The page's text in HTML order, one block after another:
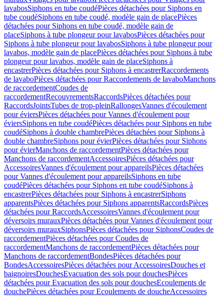
lavabosSiphons en tube coudéPièces détachées pour Siphons en
tube coudéSiphons en tube coudé, modèle gain de placePièces
détachées pour Siphons en tube coudé, modèle gain de
placeSiphons à tube plongeur pour lavabosPièces détachées pour
Siphons à tube plongeur pour lavabosSiphons à tube plongeur pour
lavabos, modèle gain de placePièces détachées pour Siphons à tube
plongeur pour lavabos, modèle gain de placeSiphons à
encastrerPièces détachées pour Siphons à encastrerRaccordements
de lavaboPièces détachées pour Raccordements de lavaboManchons
de raccordementCoudes de
raccordementRecouvrementsRaccordsPièces détachées pour
RaccordsJointsTubes de trop-pleinRallongesVannes d'écoulement
pour éviersPièces détachées pour Vannes d'écoulement pour
éviersSiphons en tube coudéPièces détachées pour Siphons en tube
coudéSiphons à double chambrePièces détachées pour Siphons à
double chambreSiphons pour évierPièces détachées pour Siphons
pour évierManchons de raccordementPièces détachées pour
Manchons de raccordementAccessoiresPièces détachées pour
AccessoiresVannes d'écoulement pour appareilsPièces détachées
pour Vannes d'écoulement pour appareilsSiphons en tube
coudéPièces détachées pour Siphons en tube coudéSiphons à
encastrerPièces détachées pour Siphons à encastrerSiphons
apparentsPièces détachées pour Siphons apparentsRaccordsPièces
détachées pour RaccordsAccessoiresVannes d'écoulement pour
déversoirs murauxPièces détachées pour Vannes d'écoulement pour
déversoirs murauxSiphonsPièces détachées pour SiphonsCoudes de
raccordementPièces détachées pour Coudes de
raccordementManchons de raccordementPièces détachées pour
Manchons de raccordementBondesPièces détachées pour
BondesAccessoiresPièces détachées pour AccessoiresDouches et
baignoiresDouchesEvacuation des sols pour douchesPièces
détachées pour Evacuation des sols pour douchesEcoulements de
douchePièces détachées pour Ecoulements de doucheAccessoires